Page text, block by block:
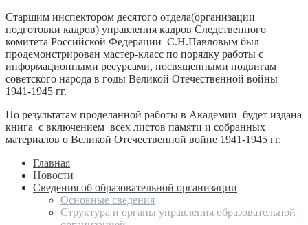
Старшим инспектором десятого отдела(организации
подготовки кадров) управления кадров Следственного
комитета Российской Федерации С.Н.Павловым был
продемонстрирован мастер-класс по порядку работы с
информационными ресурсами, посвященными подвигам
советского народа в годы Великой Отечественной войны
1941-1945 гг.
По результатам проделанной работы в Академии будет издана
книга с включением всех листов памяти и собранных
материалов о Великой Отечественной войне 1941-1945 гг.
Главная
Новости
Сведения об образовательной организации
Основные сведения
Структура и органы управления образовательной